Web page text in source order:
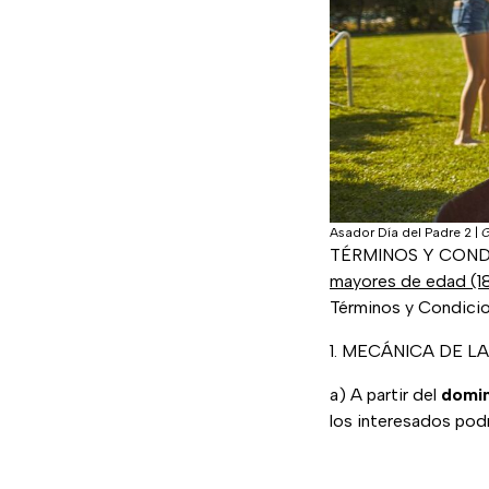
Asador Día del Padre 2
TÉRMINOS Y
mayores de edad
Términos y
1. MECÁNICA DE
a) A partir del
los interesados